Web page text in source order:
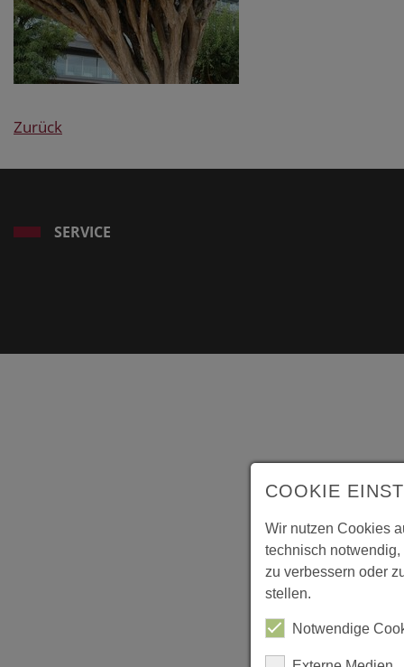
Zurück
SERVICE
COOKIE
Wir nutzen Cookies
technisch
zu verbessern oder
stellen.
Notwendige